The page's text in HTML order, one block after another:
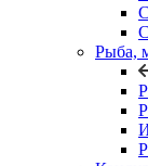
Рыба,